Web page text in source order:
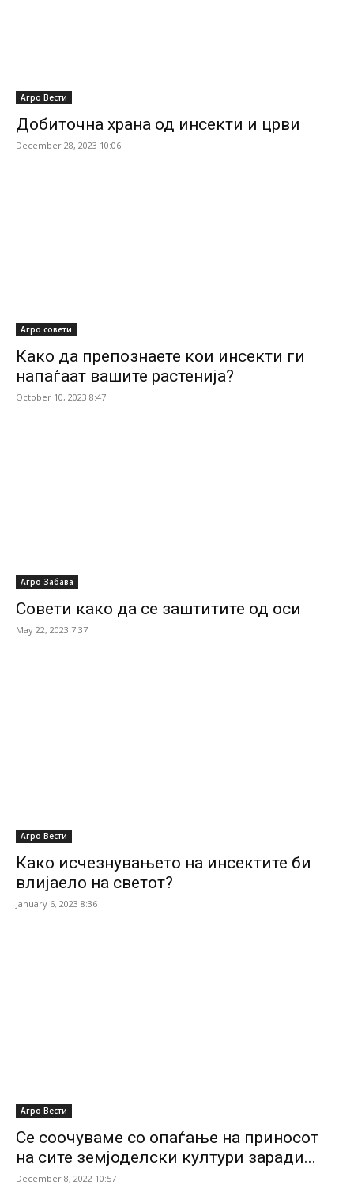
Агро Вести
Добиточна храна од инсекти и црви
December 28, 2023 10:06
Агро совети
Како да препознаете кои инсекти ги
напаѓаат вашите растенија?
October 10, 2023 8:47
Агро Забава
Совети како да се заштитите од оси
May 22, 2023 7:37
Агро Вести
Како исчезнувањето на инсектите би
влијаело на светот?
January 6, 2023 8:36
Агро Вести
Се соочуваме со опаѓање на приносот
на сите земјоделски култури заради...
December 8, 2022 10:57